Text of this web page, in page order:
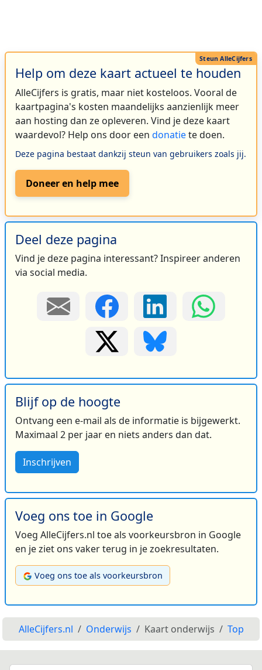
Help om deze kaart actueel te houden
AlleCijfers is gratis, maar niet kosteloos. Vooral de
kaartpagina's kosten maandelijks aanzienlijk meer
aan hosting dan ze opleveren. Vind je deze kaart
waardevol? Help ons door een donatiete doen.
Deze pagina bestaat dankzij steun van gebruikers zoals jij.
Doneer en help mee
Deel deze pagina
Vind je deze pagina interessant? Inspireer anderen
via social media.
Blijf op de hoogte
Ontvang een e-mail als de informatie is bijgewerkt.
Maximaal 2 per jaar en niets anders dan dat.
Inschrijven
Voeg ons toe in Google
Voeg AlleCijfers.nl toe als voorkeursbron in Google
en je ziet ons vaker terug in je zoekresultaten.
Voeg ons toe als voorkeursbron
AlleCijfers.nl Onderwijs Kaart onderwijs Top